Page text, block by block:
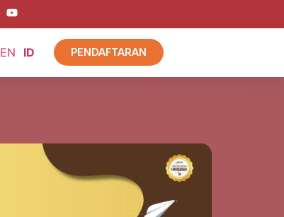
EN ID PENDAFTARAN